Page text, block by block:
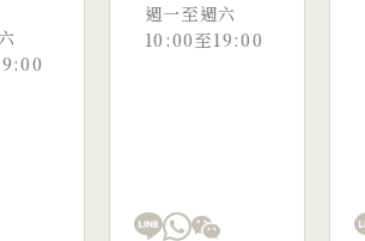
週一至週六
10:00至19:00